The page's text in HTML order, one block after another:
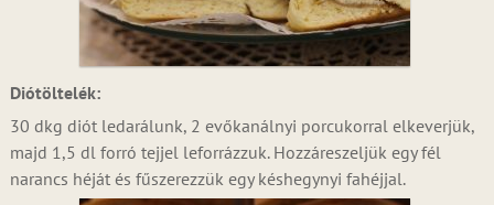
Diótöltelék:
30 dkg diót ledarálunk, 2 evőkanálnyi porcukorral elkeverjük,
majd 1,5 dl forró tejjel leforrázzuk. Hozzáreszeljük egy fél
narancs héját és fűszerezzük egy késhegynyi fahéjjal.